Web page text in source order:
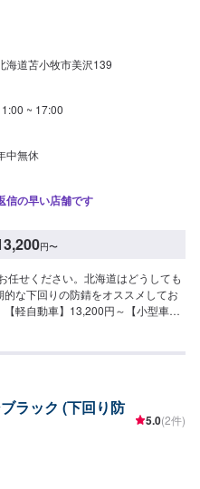
海道苫小牧市美沢139
~ 17:00
中無休
信の早い店舗です
円〜
任せください。北海道はどうしても
な下回りの防錆をオススメしてお
軽自動車】13,200円～【小型車】
ラック (下回り防
5.0(2件)